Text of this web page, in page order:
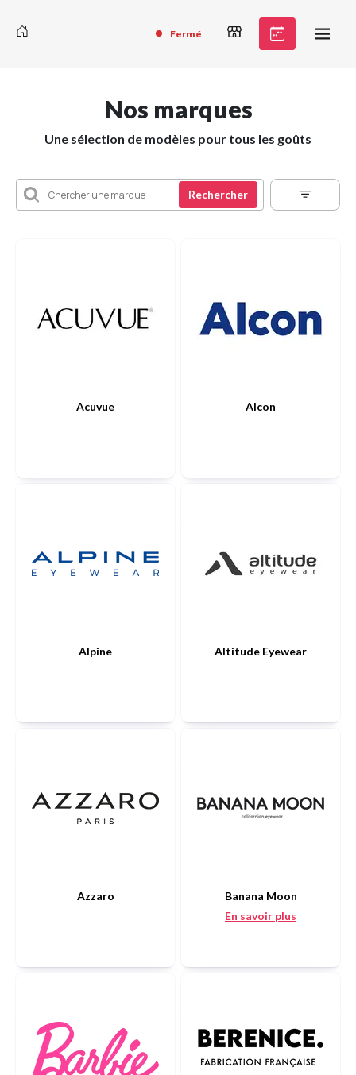
Fermé
Nos marques
Une sélection de modèles pour tous les goûts
Rechercher
Acuvue Alcon
Alpine Altitude Eyewear
Azzaro
Banana Moon
En savoir plus